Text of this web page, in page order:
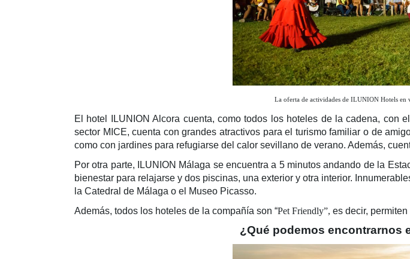
La oferta de actividades de ILUNION Hotels en
El hotel ILUNION Alcora cuenta, como todos los hoteles de la cadena, con
sector MICE, cuenta con grandes atractivos para el turismo familiar o de
como con jardines para refugiarse del calor sevillano de verano. Además,
Por otra parte, ILUNION Málaga se encuentra a 5 minutos andando de la
bienestar para relajarse y dos piscinas, una exterior y otra interior.
la Catedral de Málaga o el Museo Picasso.
Además, todos los hoteles de la compañía son “Pet Friendly”, es decir,
¿Qué podemos encontrarnos